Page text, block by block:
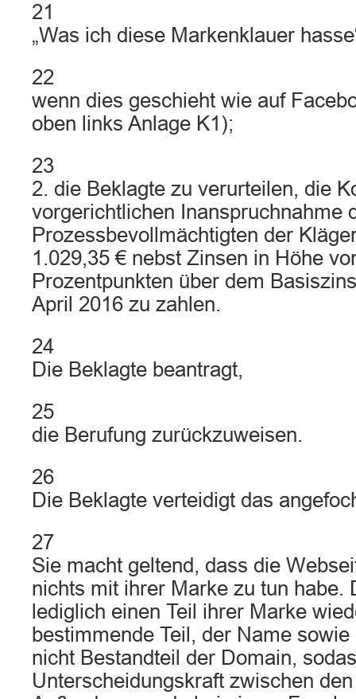
21
„Was ich diese Markenklauer
22
wenn dies geschieht wie auf
oben links Anlage K1);
23
2. die Beklagte zu verurteilen, die
vorgerichtlichen Inanspruchnahme
Prozessbevollmächtigten der
1.029,35 € nebst Zinsen in Höhe
Prozentpunkten über dem
April 2016 zu zahlen.
24
Die Beklagte beantragt,
25
die Berufung zurückzuweisen.
26
Die Beklagte verteidigt das
27
Sie macht geltend, dass die
nichts mit ihrer Marke zu tun habe.
lediglich einen Teil ihrer Marke
bestimmende Teil, der Name
nicht Bestandteil der Domain,
Unterscheidungskraft zwischen